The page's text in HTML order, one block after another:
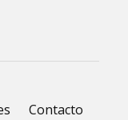
Contacto